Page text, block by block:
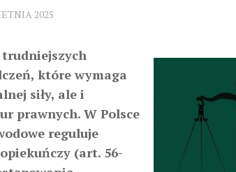
2025
które wymaga
siły, ale i
prawnych. W Polsce
reguluje
(art. 56-